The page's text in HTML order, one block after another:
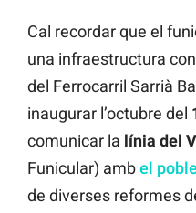
Cal recordar que el
una infraestructura
del Ferrocarril Sarrià
inaugurar l’octubre del
comunicar la línia del
Funicular) ambel
de diverses reformes